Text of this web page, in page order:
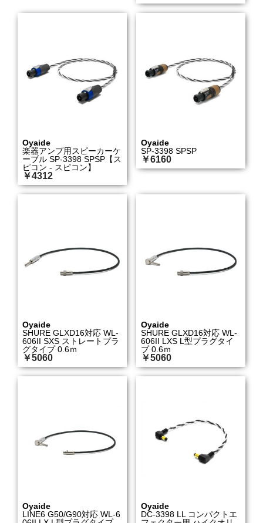
Oyaide
楽器アンプ用スピーカーケ
ーブル SP-3398 SPSP【ス
ピコン - スピコン】
￥4312
Oyaide
SP-3398 SPSP
￥6160
Oyaide
SHURE GLXD16対応 WL-
606II SXS ストレートプラ
グタイプ 0.6ｍ
￥5060
Oyaide
SHURE GLXD16対応 WL-
606II LXS L型プラグタイ
プ 0.6ｍ
￥5060
Oyaide
LINE6 G50/G90対応 WL-6
Oyaide
DC-3398 LL コンパクトエ